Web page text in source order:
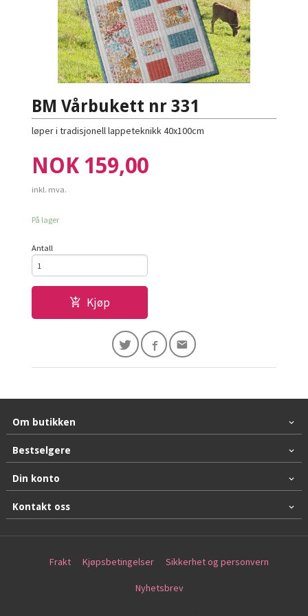
BM Vårbukett nr 331
løper i tradisjonell lappeteknikk 40x100cm
Pris
NOK 159,00
inkl. mva.
På lager
Antall
Kjøp
Om butikken
Bestselgere
Din konto
Kontakt oss
Frakt Kjøpsbetingelser Sikkerhet og personvern
Nyhetsbrev